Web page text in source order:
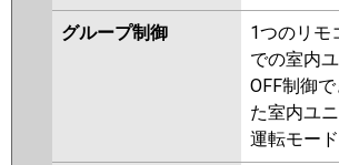
グループ制御
1つのリモ
での室内
OFF制御
た室内ユ
運転モー